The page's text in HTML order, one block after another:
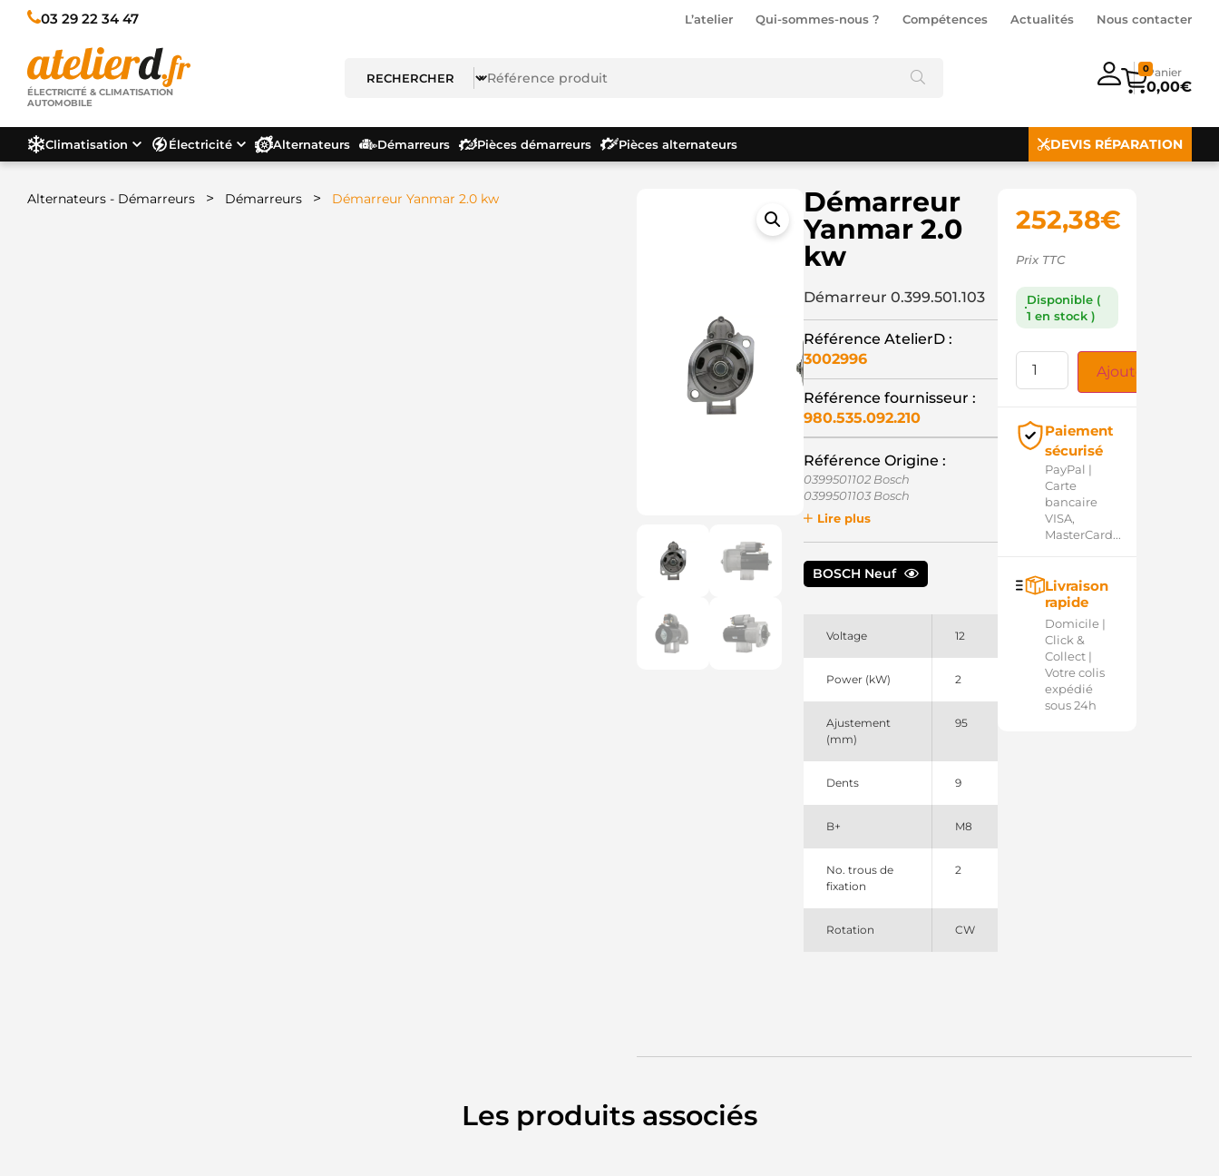
03 29 22 34 47 L’atelier Qui-sommes-nous ? Compétences Actualités Nous contacter
ÉLECTRICITÉ & CLIMATISATION
AUTOMOBILE
0,00€
0
Climatisation Électricité Alternateurs Démarreurs Pièces démarreurs Pièces alternateurs DEVIS RÉPARATION
Alternateurs - Démarreurs > Démarreurs > Démarreur Yanmar 2.0 kw
Démarreur
Yanmar 2.0
kw
Démarreur 0.399.501.103
Référence AtelierD :
3002996
Référence fournisseur :
980.535.092.210
Référence Origine :
0399501102 Bosch
0399501103 Bosch
0399501203 Bosch
12990877010 Yanmar
980535092 PSH
Lire plus
BOSCH Neuf
Voltage 12
Power (kW) 2
Ajustement
(mm)
95
Dents 9
B+ M8
No. trous de
fixation
2
Rotation CW
252,38€
Prix TTC
Disponible (
1 en stock )
Ajouter au
Paiement
sécurisé
PayPal |
Carte
bancaire
VISA,
MasterCard...
Livraison
rapide
Domicile |
Click &
Collect |
Votre colis
expédié
sous 24h
Les produits associés